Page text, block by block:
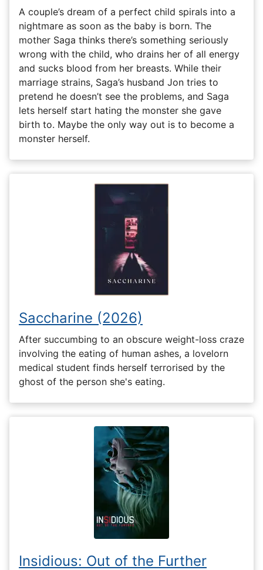
A couple’s dream of a perfect child spirals into a
nightmare as soon as the baby is born. The
mother Saga thinks there’s something seriously
wrong with the child, who drains her of all energy
and sucks blood from her breasts. While their
marriage strains, Saga’s husband Jon tries to
pretend he doesn’t see the problems, and Saga
lets herself start hating the monster she gave
birth to. Maybe the only way out is to become a
monster herself.
Saccharine (2026)
After succumbing to an obscure weight-loss craze
involving the eating of human ashes, a lovelorn
medical student finds herself terrorised by the
ghost of the person she's eating.
Insidious: Out of the Further